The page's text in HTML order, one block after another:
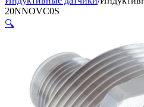
20NNOVC0S
🔍